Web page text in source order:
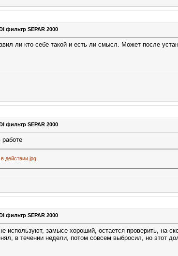
фильтр SEPAR 2000
ли кто себе такой и есть ли смысл. Может после
фильтр SEPAR 2000
работе
фильтр SEPAR 2000
используют, замысе хороший, остается проверить, на
в течении недели, потом совсем выбросил, но этот